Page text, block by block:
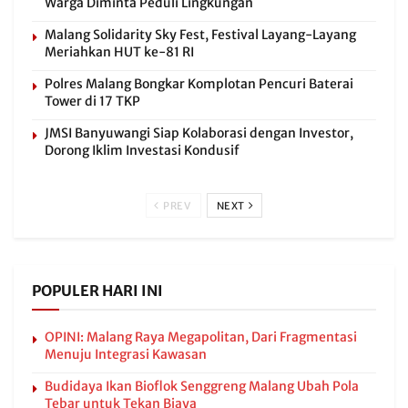
Malang Solidarity Sky Fest, Festival Layang-Layang
Meriahkan HUT ke-81 RI
Polres Malang Bongkar Komplotan Pencuri Baterai
Tower di 17 TKP
JMSI Banyuwangi Siap Kolaborasi dengan Investor,
Dorong Iklim Investasi Kondusif
PREV NEXT
POPULER HARI INI
OPINI: Malang Raya Megapolitan, Dari Fragmentasi
Menuju Integrasi Kawasan
Budidaya Ikan Bioflok Senggreng Malang Ubah Pola
Tebar untuk Tekan Biaya